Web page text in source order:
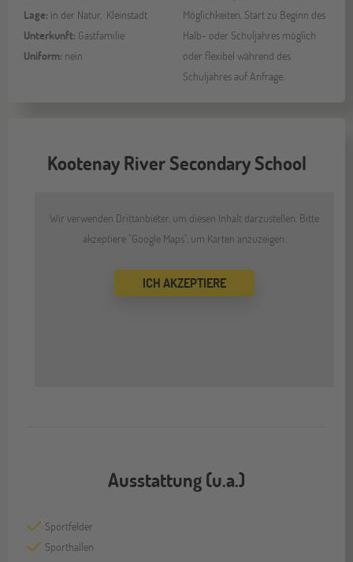
Lage: in der Natur, Kleinstadt
Unterkunft: Gastfamilie
Uniform: nein
Möglichkeiten, Start zu Beginn des
Halb- oder Schuljahres möglich
oder flexibel während des
Schuljahres auf Anfrage.
Kootenay River Secondary School
Wir verwenden Drittanbieter, um diesen Inhalt darzustellen. Bitte
akzeptiere "Google Maps", um Karten anzuzeigen.
ICH AKZEPTIERE
Ausstattung (u.a.)
Sportfelder
Sporthallen